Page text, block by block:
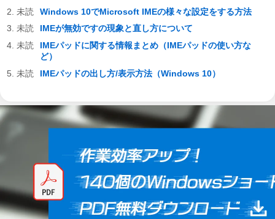
Windows 10でMicrosoft IMEの様々な設定をする方法
IMEが無効ですの現象と直し方について
IMEパッドに関する情報まとめ（IMEパッドの使い方な
ど）
IMEパッドの出し方/表示方法（Windows 10）